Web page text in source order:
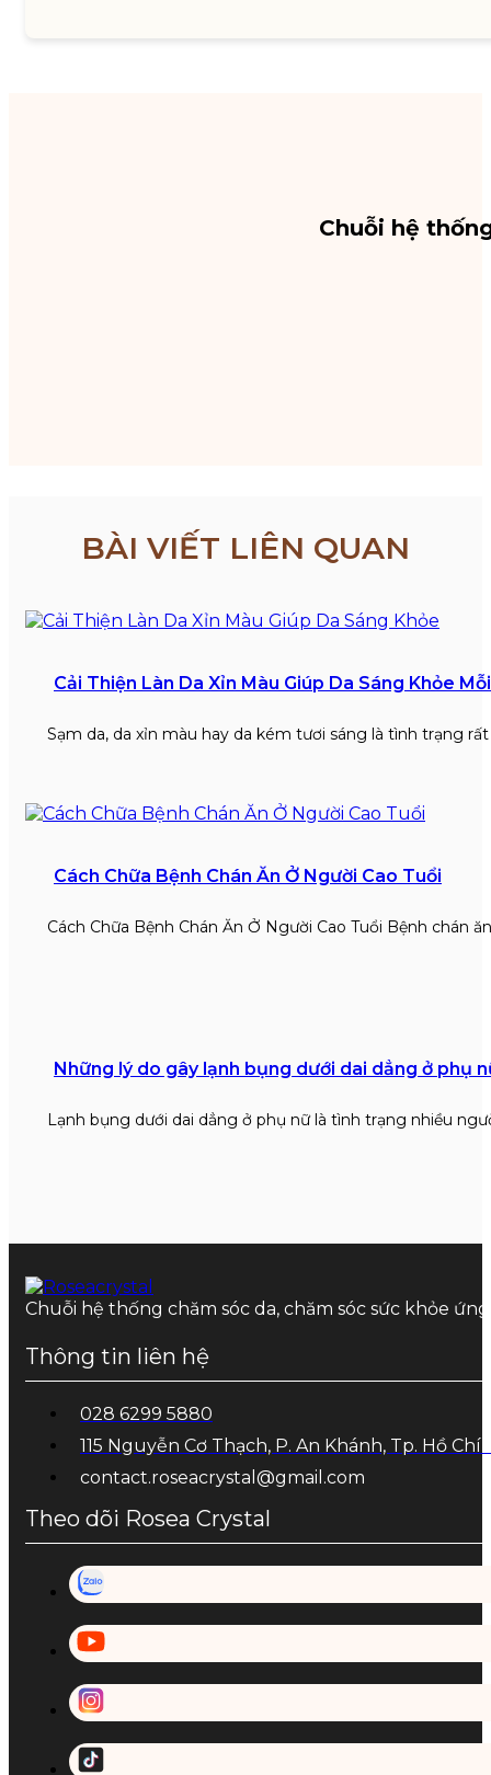
Chuỗi hệ
BÀI VIẾT LIÊN QUAN
Cải Thiện Làn Da Xỉn Màu Giúp Da Sáng Khỏe
Sạm da, da xỉn màu hay da kém tươi sáng là tình trạng
Cách Chữa Bệnh Chán Ăn Ở Người Cao Tuổi
Cách Chữa Bệnh Chán Ăn Ở Người Cao Tuổi Bệnh chán
Những lý do gây lạnh bụng dưới dai dẳng ở phụ
Lạnh bụng dưới dai dẳng ở phụ nữ là tình trạng nhiều
Chuỗi hệ thống chăm sóc da, chăm sóc sức khỏe
Thông tin liên hệ
028 6299 5880
115 Nguyễn Cơ Thạch, P. An Khánh, Tp. Hồ Chí
contact.roseacrystal@gmail.com
Theo dõi Rosea Crystal